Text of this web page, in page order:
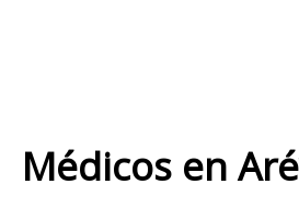
Médicos en